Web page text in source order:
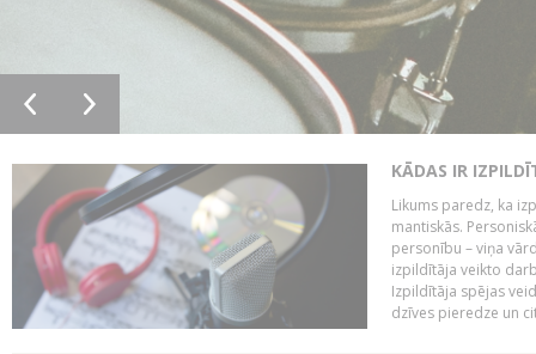
KĀDAS IR
Likums paredz, ka
mantiskās.
personību – viņa
izpildītāja veikto
Izpildītāja spējas
dzīves pieredze un